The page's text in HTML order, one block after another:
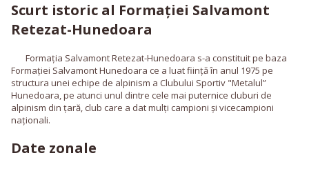
Scurt istoric al Formației Salvamont
Retezat-Hunedoara
Formația Salvamont Retezat-Hunedoara s-a constituit pe baza
Formației Salvamont Hunedoara ce a luat ființă în anul 1975 pe
structura unei echipe de alpinism a Clubului Sportiv "Metalul”
Hunedoara, pe atunci unul dintre cele mai puternice cluburi de
alpinism din țară, club care a dat mulți campioni și vicecampioni
naționali.
Date zonale